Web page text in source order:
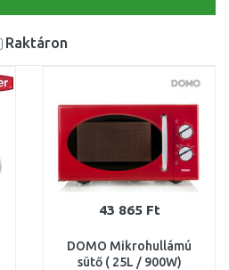
Raktáron
43 865 Ft
DOMO Mikrohullámú
sütő ( 25L / 900W)